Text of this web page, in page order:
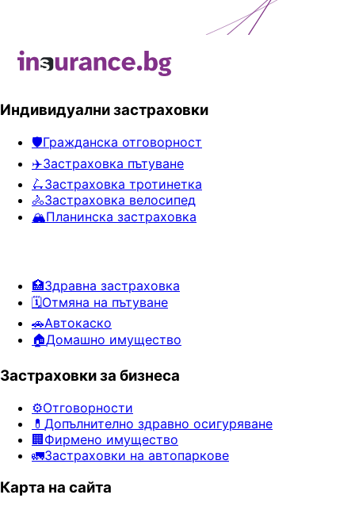
Индивидуални застраховки
🛡️Гражданска отговорност
✈️Застраховка пътуване
🛴Застраховка тротинетка
🚴Застраховка велосипед
🏔️Планинска застраховка
🏥Здравна застраховка
🗓️Отмяна на пътуване
🚗Автокаско
🏠Домашно имущество
Застраховки за бизнеса
⚙️Отговорности
💊 Допълнително здравно осигуряване
🏢 Фирмено имущество
🚛Застраховки на автопаркове
Карта на сайта